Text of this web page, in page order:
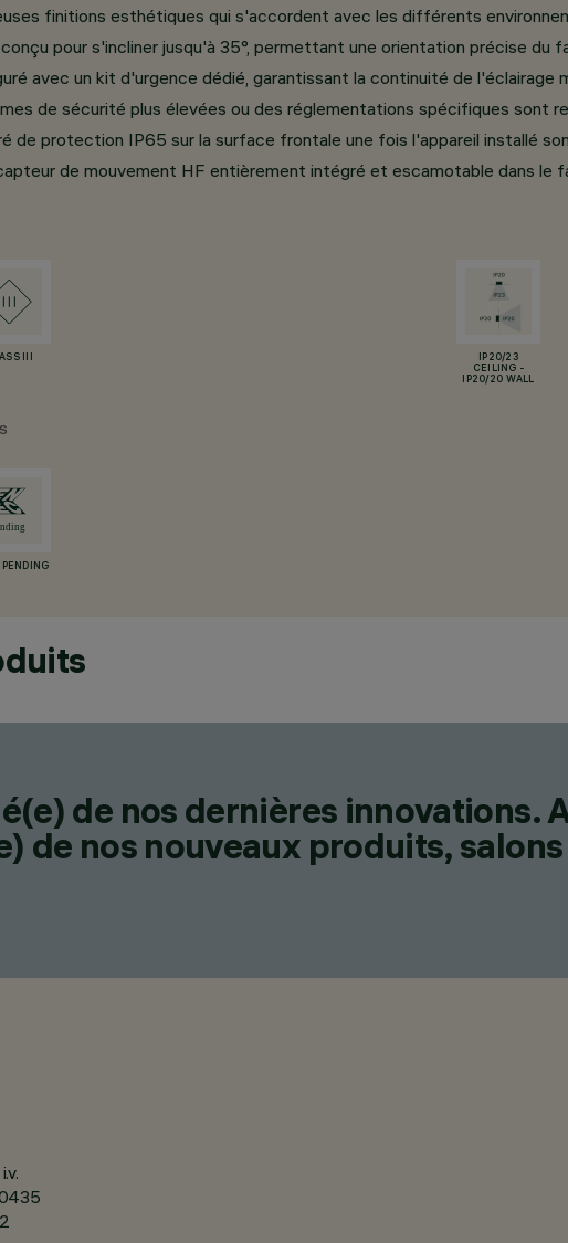
finitions esthétiques qui s'accordent avec les différents
pour s'incliner jusqu'à 35°, permettant une orientation précise du
avec un kit d'urgence dédié, garantissant la continuité de
de sécurité plus élevées ou des réglementations spécifiques sont
de protection IP65 sur la surface frontale une fois l'appareil installé
de mouvement HF entièrement intégré et escamotable dans le
III
IP20/23
CEILING -
IP20/20 WALL
de nos dernières
de nos nouveaux produits,